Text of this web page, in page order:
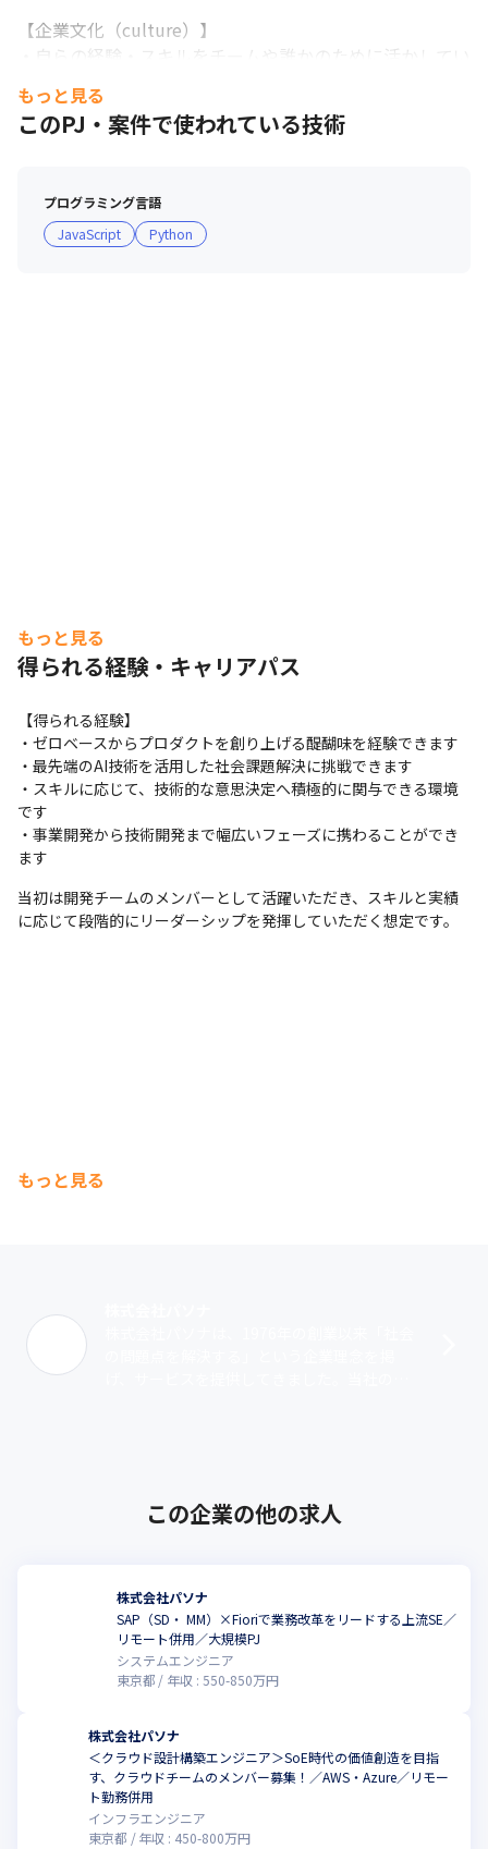
【企業文化（culture）】
・自らの経験・スキルをチームや誰かのために活かしてい
きたい。そんな想いを持つメンバーが多いです。
・メンバーと会社の目指す方向性、企業理念が浸透してい
る組織です。
・個々の「やりたい！」を応援する文化・制度があり、新
しい技術に挑戦できる土壌と、その中でも人を中心に考え
└ チーム出社やランチ会、キックオフ　等
・e-Learningや書籍購入補助、技術研修や社内有志による
勉強会など。
技術が好きなメンバーが多く学びの機会も豊富です。
もっと見る
このPJ・案件で使われている技術
プログラミング言語
JavaScript
Python
もっと見る
得られる経験・キャリアパス
【得られる経験】
・ゼロベースからプロダクトを創り上げる醍醐味を経験できます
・最先端のAI技術を活用した社会課題解決に挑戦できます
・スキルに応じて、技術的な意思決定へ積極的に関与できる環境
です
・事業開発から技術開発まで幅広いフェーズに携わることができ
ます
当初は開発チームのメンバーとして活躍いただき、スキルと実績
に応じて段階的にリーダーシップを発揮していただく想定です。
もっと見る
この企業の他の求人
株式会社パソナ
SAP（SD・ MM）×Fioriで業務改革をリードする上流SE／
リモート併用／大規模PJ
システムエンジニア
東京都
年収 : 550-850万円
株式会社パソナ
＜クラウド設計構築エンジニア＞SoE時代の価値創造を目指
す、クラウドチームのメンバー募集！／AWS・Azure／リモー
ト勤務併用
インフラエンジニア
東京都
年収 : 450-800万円